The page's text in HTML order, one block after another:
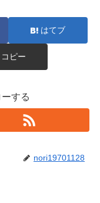
はてブ
コピー
する
nori19701128